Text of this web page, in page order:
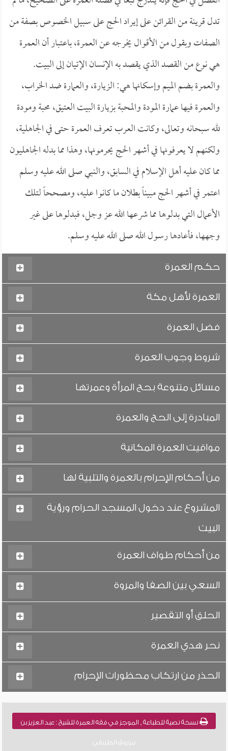
تدل قرينة من القرائن على إيراد الحج على سبيل الخصوص بصفة من
الصفات وبقول من الأقوال يخرجه عن العمرة، باعتبار أن العمرة
هي نوع من القصد الذي يقصد به الإنسان الإتيان إلى البيت.
والعمرة بضم الميم وإسكانها هي: الزيارة، والعمارة ضد الخراب،
والعمرة فيها عمارة المودة والمحبة بزيارة البيت العتيق، محبة ومودة
لله سبحانه وتعالى، وكانت العرب تعرف العمرة حتى في الجاهلية،
ولكنهم لا يعرفونها في أشهر الحج يحرمونها، وهذا مما بدله الجاهليون
مما كان عليه أهل الإسلام في السابق، والنبي صلى الله عليه وسلم
اعتمر في أشهر الحج مبيناً بطلان ما كانوا عليه، ومصححاً لتلك
الأعمال التي بدلوها مما شرعها الله عز وجل، فبدلوها على غير
وجهها، فأعادها رسول الله صلى الله عليه وسلم.
حكم العمرة
العمرة لأهل مكة
فضل العمرة
شروط وجوب العمرة
مسائل متنوعة بحج المرأة وعمرتها
المبادرة إلى الحج والعمرة
مواقيت العمرة المكانية
من أحكام الإحرام بالعمرة والتلبية لها
المشروع عند دخول المسجد الحرام ورؤية
البيت
من أحكام طواف العمرة
السعي بين الصفا والمروة
الحلق أو التقصير
نحر هدي العمرة
الحذر من ارتكاب محظورات الإحرام
نسخة نصية للطباعة , الموجز في فقه العمرة للشيخ : عبد العزيز بن
مرزوق الطريفي